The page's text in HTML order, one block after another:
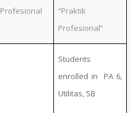
Profesional
“Praktik
Profesional”
Students
enrolled in PA 6,
Utilitas, SB